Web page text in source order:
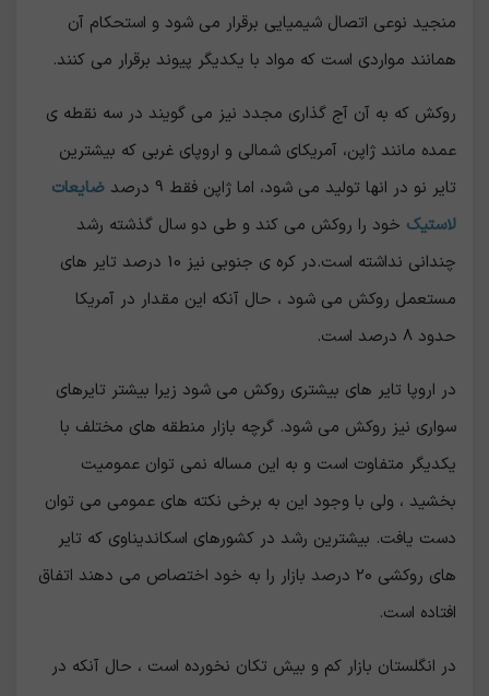
منجید نوعی اتصال شیمیایی برقرار می شود و استحکام آن
همانند مواردی است که مواد با یکدیگر پیوند برقرار می کنند.
روکش که به آن آج گذاری مجدد نیز می گویند در سه نقطه ی
عمده مانند ژاپن، آمریکای شمالی و اروپای غربی که بیشترین
تایر نو در انها تولید می شود، اما ژاپن فقط 9 درصد
ضایعات
لاستیک خود را روکش می کند و طی دو سال گذشته رشد
چندانی نداشته است.در کره ی جنوبی نیز 10 درصد تایر های
مستعمل روکش می شود ، حال آنکه این مقدار در آمریکا
حدود 8 درصد است.
در اروپا تایر های بیشتری روکش می شود زیرا بیشتر تایرهای
سواری نیز روکش می شود. گرچه بازار منطقه های مختلف با
یکدیگر متفاوت است و به این مساله نمی توان عمومیت
بخشید ، ولی با وجود این به برخی نکته های عمومی می توان
دست یافت. بیشترین رشد در کشورهای اسکاندیناوی که تایر
های روکشی 20 درصد بازار را به خود اختصاص می دهند اتفاق
افتاده است.
در انگلستان بازار کم و بیش تکان نخورده است ، حال آنکه در